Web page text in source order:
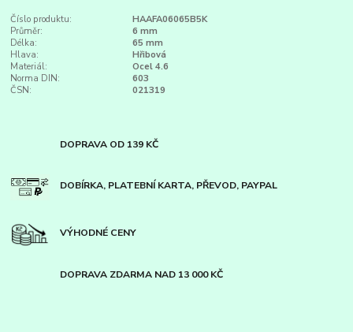
Číslo produktu:
HAAFA06065B5K
Průměr:
6 mm
Délka:
65 mm
Hlava:
Hřibová
Materiál:
Ocel 4.6
Norma DIN:
603
ČSN:
021319
DOPRAVA OD 139 KČ
DOBÍRKA, PLATEBNÍ KARTA, PŘEVOD, PAYPAL
VÝHODNÉ CENY
DOPRAVA ZDARMA NAD 13 000 KČ